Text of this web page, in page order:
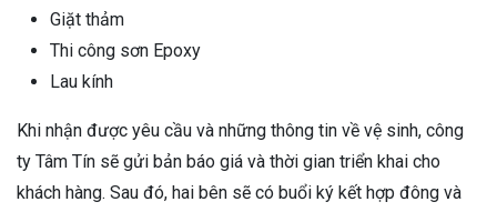
Giặt thảm
Thi công sơn Epoxy
Lau kính
Khi nhận được yêu cầu và những thông tin về vệ sinh, công
ty Tâm Tín sẽ gửi bản báo giá và thời gian triển khai cho
khách hàng. Sau đó, hai bên sẽ có buổi ký kết hợp đông và